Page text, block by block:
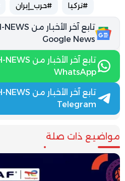
#تركيا #حرب_إيران
Google News
WhatsApp
Telegram
مواضيع ذات صلة